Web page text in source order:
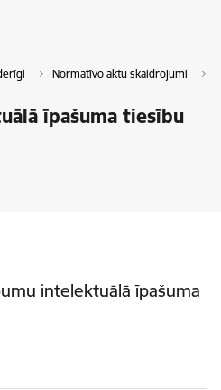
Normatīvo aktu skaidrojumi
īpašuma tiesību
intelektuālā īpašuma